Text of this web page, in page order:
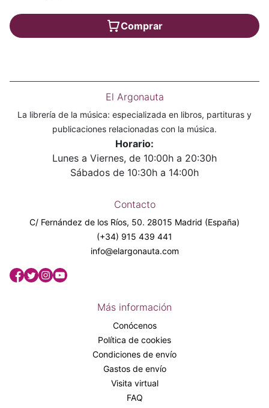
Comprar
El Argonauta
La librería de la música: especializada en libros, partituras y
publicaciones relacionadas con la música.
Horario:
Lunes a Viernes, de 10:00h a 20:30h
Sábados de 10:30h a 14:00h
Contacto
C/ Fernández de los Ríos, 50. 28015 Madrid (España)
(+34) 915 439 441
info@elargonauta.com
Más información
Conócenos
Política de cookies
Condiciones de envío
Gastos de envío
Visita virtual
FAQ